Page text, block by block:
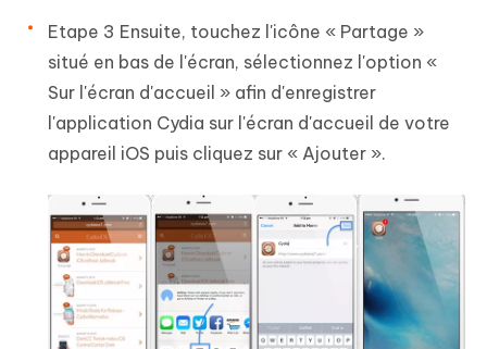
Etape 3 Ensuite, touchez l'icône « Partage »
situé en bas de l'écran, sélectionnez l'option «
Sur l'écran d'accueil » afin d'enregistrer
l'application Cydia sur l'écran d'accueil de votre
appareil iOS puis cliquez sur « Ajouter ».